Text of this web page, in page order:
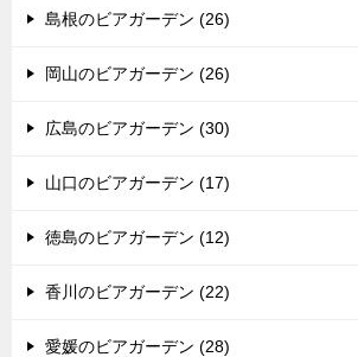
島根のビアガーデン (26)
岡山のビアガーデン (26)
広島のビアガーデン (30)
山口のビアガーデン (17)
徳島のビアガーデン (12)
香川のビアガーデン (22)
愛媛のビアガーデン (28)